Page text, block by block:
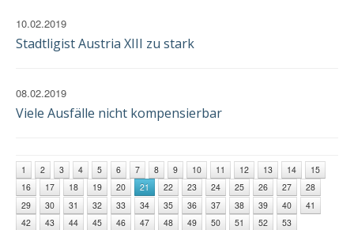
10.02.2019
Stadtligist Austria XIII zu stark
08.02.2019
Viele Ausfälle nicht kompensierbar
1 2 3 4 5 6 7 8 9 10 11 12 13 14
15
16
17 18 19 20 21 22 23 24 25 26 27
28
29
30 31 32 33 34 35 36 37 38 39 40
41
42
43 44 45 46 47 48 49 50 51 52 53